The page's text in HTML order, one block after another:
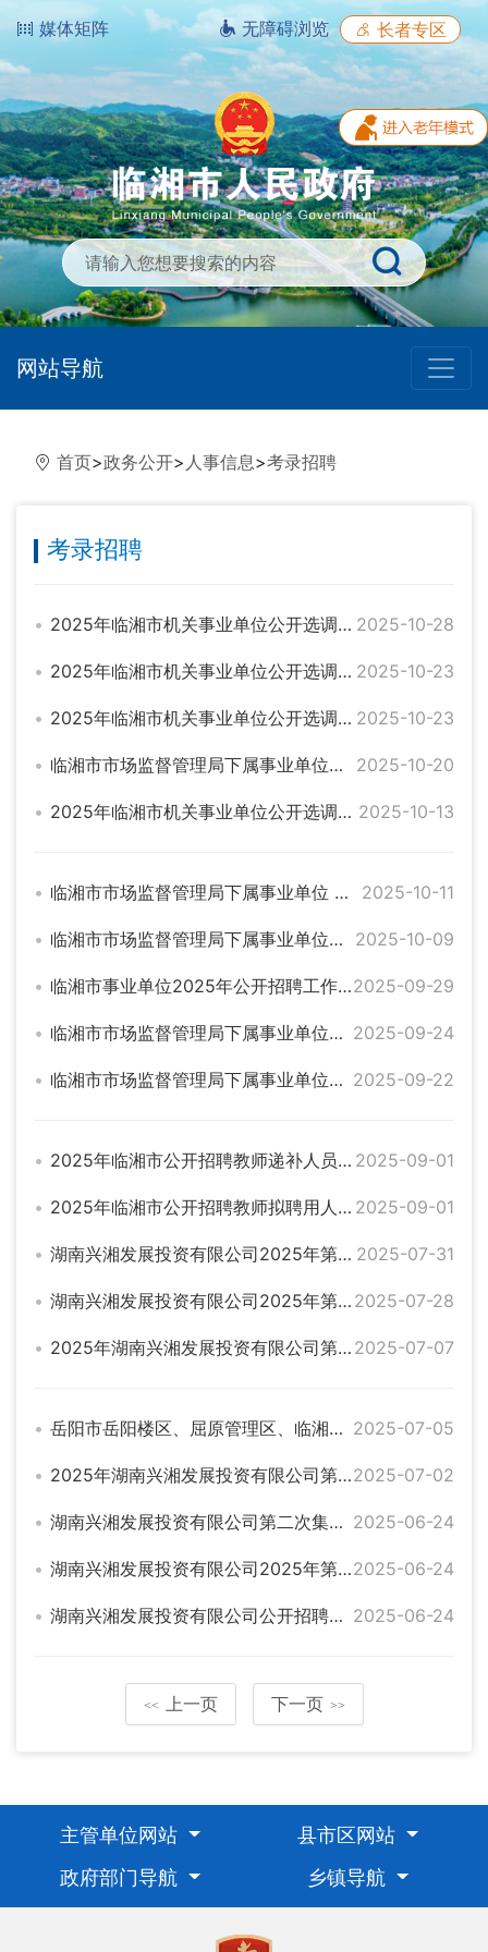
媒体矩阵 无障碍浏览 长者专区
网站导航
首页>政务公开> 人事信息>考录招聘
考录招聘
2025年临湘市机关事业单位公开选调工作人员面试公告 2025-10-28
2025年临湘市机关事业单位公开选调工作人员补充公告（二） 2025-10-23
2025年临湘市机关事业单位公开选调工作人员补充公告 2025-10-23
临湘市市场监督管理局下属事业单位从市场建设服务中心拟选调人员公示 2025-10-20
2025年临湘市机关事业单位公开选调工作人员公告 2025-10-13
临湘市市场监督管理局下属事业单位 从市场建设服务中心选调工作人员 体检与考察公告 2025-10-11
临湘市市场监督管理局下属事业单位从市场建设服务中心选调工作人员比选成绩公示 2025-10-09
临湘市事业单位2025年公开招聘工作人员公告2025-09-29
临湘市市场监督管理局下属事业单位从市场建设服务中心公开选调工作人员面试公告 2025-09-24
临湘市市场监督管理局下属事业单位从市场建设服务中心公开选调 工作人员公告 2025-09-22
2025年临湘市公开招聘教师递补人员名单公告 2025-09-01
2025年临湘市公开招聘教师拟聘用人员名单公示 2025-09-01
湖南兴湘发展投资有限公司2025年第二次公开招聘工作人员拟聘用名单公示 2025-07-31
湖南兴湘发展投资有限公司2025年第二次公开招聘工作人员递补公告 2025-07-28
2025年湖南兴湘发展投资有限公司第二次集中公开招聘工作人员综合成绩公示 2025-07-07
岳阳市岳阳楼区、屈原管理区、临湘市公办学校2025年集中公开招聘中小学教师公告 2025-07-05
2025年湖南兴湘发展投资有限公司第二次公开招聘工作人员面试公告2025-07-02
湖南兴湘发展投资有限公司第二次集中公开招聘工作人员笔试成绩公示 2025-06-24
湖南兴湘发展投资有限公司2025年第二次集中公开招聘工作人员笔试成绩最低合格分数线公示2025-06-24
湖南兴湘发展投资有限公司公开招聘高管人员拟聘用名单公示 2025-06-24
<< 上一页 下一页 >>
主管单位网站
县市区网站
政府部门导航
乡镇导航